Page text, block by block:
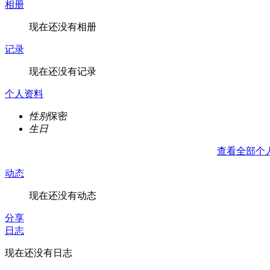
相册
现在还没有相册
记录
现在还没有记录
个人资料
性别保密
生日
查看全部个
动态
现在还没有动态
分享
日志
现在还没有日志